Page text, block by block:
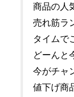
商品の人
売れ筋ラ
タイムで
どーんと
今がチャ
値下げ商